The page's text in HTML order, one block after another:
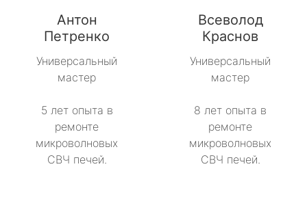
Антон
Петренко
Универсальный
мастер
5 лет опыта в
ремонте
микроволновых
СВЧ печей.
Всеволод
Краснов
Универсальный
мастер
8 лет опыта в
ремонте
микроволновых
СВЧ печей.